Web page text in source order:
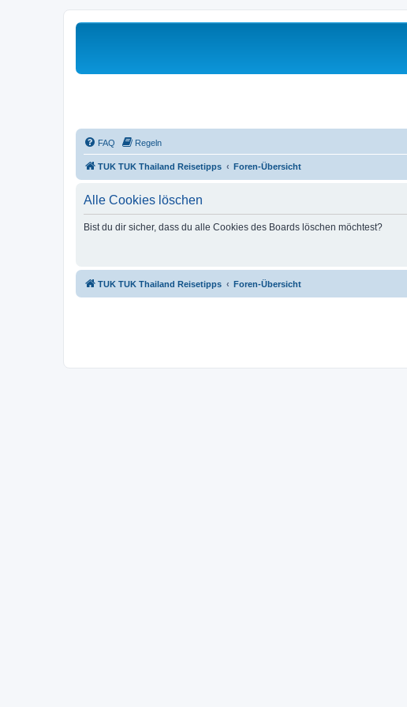
FAQ Regeln
TUK TUK Thailand Reisetipps Foren-Übersicht
Alle Cookies löschen
Bist du dir sicher, dass du alle Cookies des Boards löschen möchtest?
TUK TUK Thailand Reisetipps Foren-Übersicht